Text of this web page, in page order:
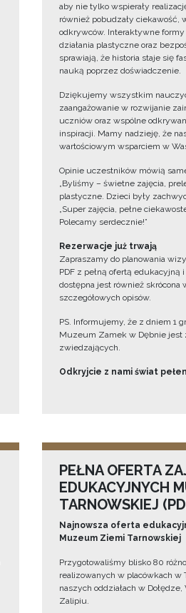
aby nie tylko wspierały
również pobudzały ciekawość,
odkrywców. Interaktywne
działania plastyczne oraz
sprawiają, że historia staje się
nauką poprzez doświadczenie.
Dziękujemy wszystkim
zaangażowanie w rozwijanie
uczniów oraz wspólne
inspiracji. Mamy nadzieję, że
wartościowym wsparciem w
Opinie uczestników mówią
„Byliśmy – świetne zajęcia,
plastyczne. Dzieci były
„Super zajęcia, pełne
Polecamy serdecznie!”
Rezerwacje już trwają
Zapraszamy do planowania
PDF z pełną ofertą
dostępna jest również skrócona
szczegółowych opisów.
PS. Informujemy, że z dniem 1
Muzeum Zamek w Dębnie jest
zwiedzających.
Odkryjcie z nami świat
PEŁNA OFERTA
EDUKACYJNYCH
TARNOWSKIEJ
Najnowsza oferta
Muzeum Ziemi Tarnowskiej
Przygotowaliśmy blisko 80
realizowanych w placówkach w
naszych oddziałach w
Zalipiu.